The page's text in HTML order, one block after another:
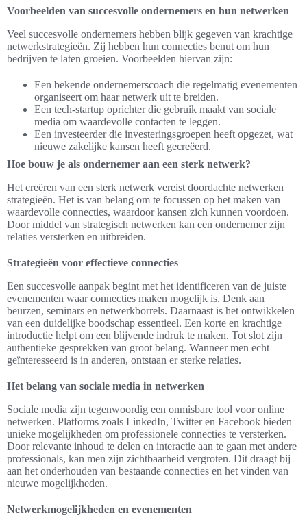
Voorbeelden van succesvolle ondernemers en hun netwerken
Veel succesvolle ondernemers hebben blijk gegeven van krachtige
netwerkstrategieën. Zij hebben hun connecties benut om hun
bedrijven te laten groeien. Voorbeelden hiervan zijn:
Een bekende ondernemerscoach die regelmatig evenementen
organiseert om haar netwerk uit te breiden.
Een tech-startup oprichter die gebruik maakt van sociale
media om waardevolle contacten te leggen.
Een investeerder die investeringsgroepen heeft opgezet, wat
nieuwe zakelijke kansen heeft gecreëerd.
Hoe bouw je als ondernemer aan een sterk netwerk?
Het creëren van een sterk netwerk vereist doordachte netwerken
strategieën. Het is van belang om te focussen op het maken van
waardevolle connecties, waardoor kansen zich kunnen voordoen.
Door middel van strategisch netwerken kan een ondernemer zijn
relaties versterken en uitbreiden.
Strategieën voor effectieve connecties
Een succesvolle aanpak begint met het identificeren van de juiste
evenementen waar connecties maken mogelijk is. Denk aan
beurzen, seminars en netwerkborrels. Daarnaast is het ontwikkelen
van een duidelijke boodschap essentieel. Een korte en krachtige
introductie helpt om een blijvende indruk te maken. Tot slot zijn
authentieke gesprekken van groot belang. Wanneer men echt
geïnteresseerd is in anderen, ontstaan er sterke relaties.
Het belang van sociale media in netwerken
Sociale media zijn tegenwoordig een onmisbare tool voor online
netwerken. Platforms zoals LinkedIn, Twitter en Facebook bieden
unieke mogelijkheden om professionele connecties te versterken.
Door relevante inhoud te delen en interactie aan te gaan met andere
professionals, kan men zijn zichtbaarheid vergroten. Dit draagt bij
aan het onderhouden van bestaande connecties en het vinden van
nieuwe mogelijkheden.
Netwerkmogelijkheden en evenementen